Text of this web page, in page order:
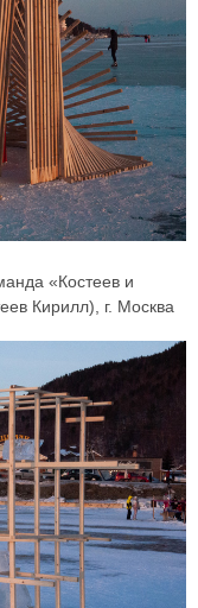
«Костеев и
Кирилл), г. Москва